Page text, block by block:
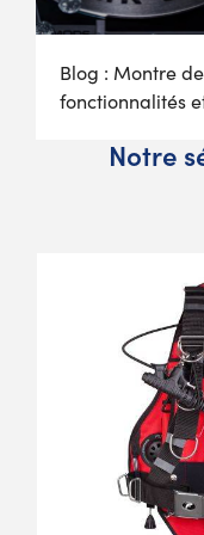
Blog : Montre
fonctionnalités
Notre